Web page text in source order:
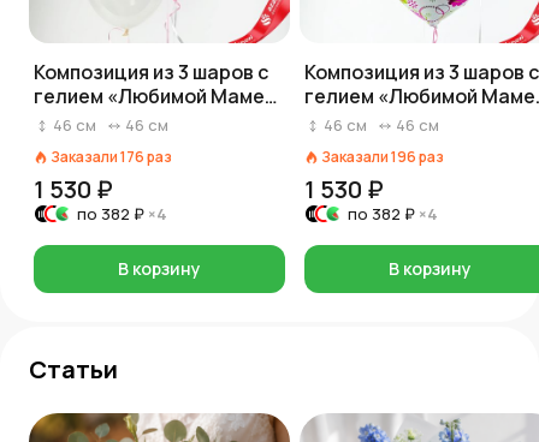
Композиция из 3 шаров с
гелием «Любимой Маме
(цветочный узор)», вар. 3
46 см 46 см
Заказали176раз
1 530 ₽
по 382 ₽ ×4
В корзину
Композиция из 3 шаров с
гелием «Любимой Маме
(цветочный узор)»,
46 см 46 см
Заказали196раз
1 530 ₽
по 382 ₽ ×4
В корзину
Статьи